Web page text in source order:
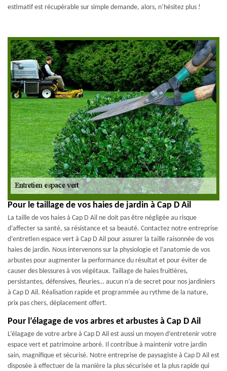
estimatif est récupérable sur simple demande, alors, n’hésitez plus !
Pour le taillage de vos haies de jardin à Cap D Ail
La taille de vos haies à Cap D Ail ne doit pas être négligée au risque
d’affecter sa santé, sa résistance et sa beauté. Contactez notre entreprise
d’entretien espace vert à Cap D Ail pour assurer la taille raisonnée de vos
haies de jardin. Nous intervenons sur la physiologie et l’anatomie de vos
arbustes pour augmenter la performance du résultat et pour éviter de
causer des blessures à vos végétaux. Taillage de haies fruitières,
persistantes, défensives, fleuries… aucun n’a de secret pour nos jardiniers
à Cap D Ail. Réalisation rapide et programmée au rythme de la nature,
prix pas chers, déplacement offert.
Pour l’élagage de vos arbres et arbustes à Cap D Ail
L’élagage de votre arbre à Cap D Ail est aussi un moyen d’entretenir votre
espace vert et patrimoine arboré. Il contribue à maintenir votre jardin
sain, magnifique et sécurisé. Notre entreprise de paysagiste à Cap D Ail est
disposée à effectuer de la manière la plus sécurisée et la plus rapide qui